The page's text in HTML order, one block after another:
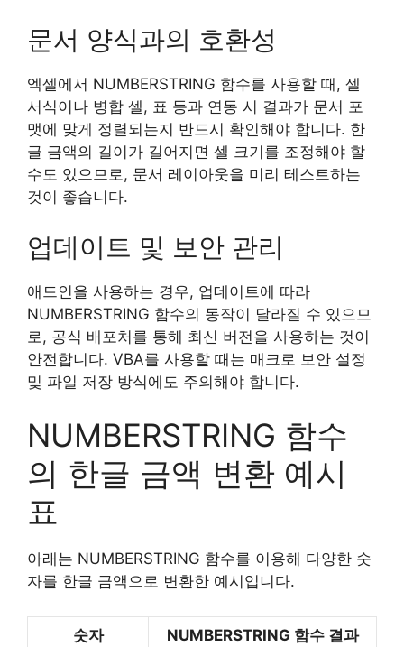
문서 양식과의 호환성
엑셀에서 NUMBERSTRING 함수를 사용할 때, 셀
서식이나 병합 셀, 표 등과 연동 시 결과가 문서 포
맷에 맞게 정렬되는지 반드시 확인해야 합니다. 한
글 금액의 길이가 길어지면 셀 크기를 조정해야 할
수도 있으므로, 문서 레이아웃을 미리 테스트하는
것이 좋습니다.
업데이트 및 보안 관리
애드인을 사용하는 경우, 업데이트에 따라
NUMBERSTRING 함수의 동작이 달라질 수 있으므
로, 공식 배포처를 통해 최신 버전을 사용하는 것이
안전합니다. VBA를 사용할 때는 매크로 보안 설정
및 파일 저장 방식에도 주의해야 합니다.
NUMBERSTRING 함수
의 한글 금액 변환 예시
표
아래는 NUMBERSTRING 함수를 이용해 다양한 숫
자를 한글 금액으로 변환한 예시입니다.
숫자 NUMBERSTRING 함수 결과